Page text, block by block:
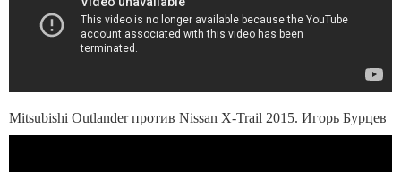
Mitsubishi Outlander против Nissan X-Trail 2015. Игорь Бурцев